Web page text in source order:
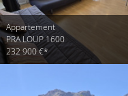
Appartement
PRA LOUP 1600
232 900 €*